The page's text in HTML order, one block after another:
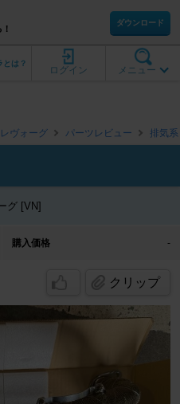
ダウンロード
メニュー
ログイン
とは？
レヴォーグ パーツレビュー 排気系
グ [VN]
購入価格 -
クリップ